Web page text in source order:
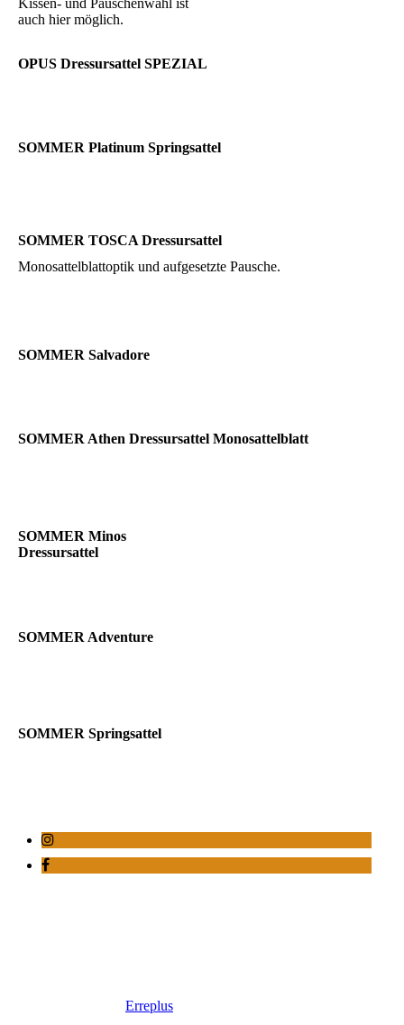
Kissen- und Pauschenwahl ist
auch hier möglich.
OPUS Dressursattel SPEZIAL
SOMMER Platinum Springsattel
SOMMER TOSCA Dressursattel
Monosattelblattoptik und aufgesetzte Pausche.
SOMMER Salvadore
SOMMER Athen Dressursattel Monosattelblatt
SOMMER Minos
Dressursattel
SOMMER Adventure
SOMMER Springsattel
Erreplus